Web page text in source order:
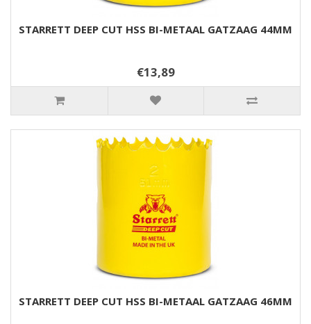
STARRETT DEEP CUT HSS BI-METAAL GATZAAG 44MM
€13,89
STARRETT DEEP CUT HSS BI-METAAL GATZAAG 46MM